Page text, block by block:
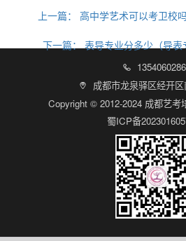
上一篇： 高中学艺术可以考卫校
下一篇： 表导专业分多少（导表


成都市龙泉驿区经开
Copyright © 2012-2024 成都艺
蜀ICP备